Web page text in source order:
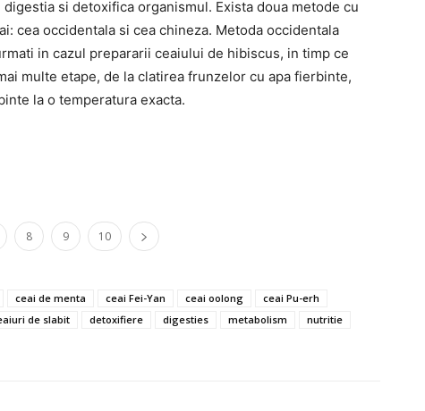
si detoxifica organismul. Exista doua metode cu
cea occidentala si cea chineza. Metoda occidentala
in cazul prepararii ceaiului de hibiscus, in timp ce
multe etape, de la clatirea frunzelor cu apa fierbinte,
la o temperatura exacta.
8 9 10
ceai de menta ceai Fei-Yan ceai oolong
ceai Pu-erh
de slabit detoxifiere digesties metabolism
nutritie